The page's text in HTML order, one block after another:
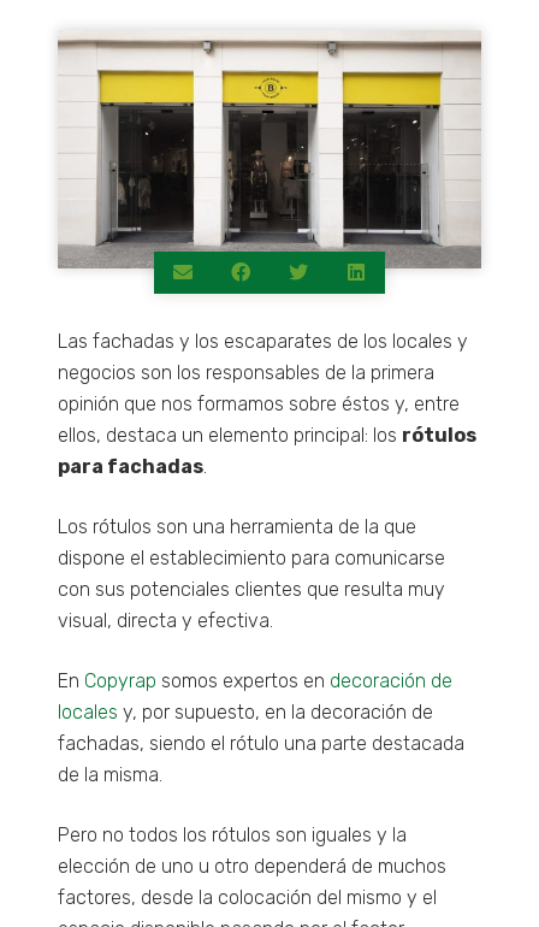
Las fachadas y los escaparates de los locales y
negocios son los responsables de la primera
opinión que nos formamos sobre éstos y, entre
ellos, destaca un elemento principal: los rótulos
para fachadas.
Los rótulos son una herramienta de la que
dispone el establecimiento para comunicarse
con sus potenciales clientes que resulta muy
visual, directa y efectiva.
En Copyrap somos expertos en decoración de
locales y, por supuesto, en la decoración de
fachadas, siendo el rótulo una parte destacada
de la misma.
Pero no todos los rótulos son iguales y la
elección de uno u otro dependerá de muchos
factores, desde la colocación del mismo y el
Necesarias
Estas
son
opcionales.
Son
necesarias
funcione la
Estadísticas
podamos
funcionalidad
de la web, en
base a cómo